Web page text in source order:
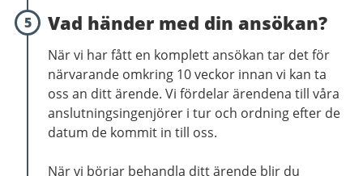
5 Vad händer med din ansökan?
När vi har fått en komplett ansökan tar det för
närvarande omkring 10 veckor innan vi kan ta
oss an ditt ärende. Vi fördelar ärendena till våra
anslutningsingenjörer i tur och ordning efter de
datum de kommit in till oss.
När vi börjar behandla ditt ärende blir du